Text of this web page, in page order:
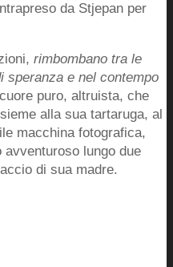
da Stjepan per
rimbombano tra le
speranza e nel contempo
puro, altruista, che
alla sua tartaruga, al
macchina fotografica,
avventuroso lungo due
di sua madre.